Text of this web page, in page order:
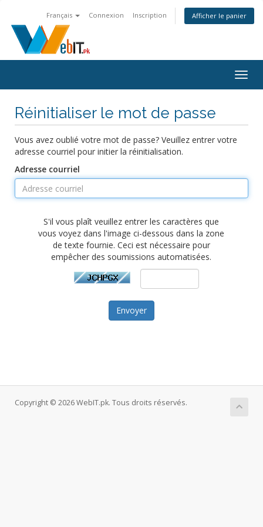
Français Connexion Inscription Afficher le panier
la
Réinitialiser le mot de passe
Vous avez oublié votre mot de passe? Veuillez entrer votre
adresse courriel pour initier la réinitialisation.
Adresse courriel
S'il vous plaît veuillez entrer les caractères que
vous voyez dans l'image ci-dessous dans la zone
de texte fournie. Ceci est nécessaire pour
empêcher des soumissions automatisées.
Envoyer
Copyright © 2026 WebIT.pk. Tous droits réservés.